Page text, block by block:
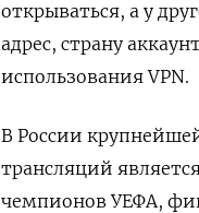
открываться, а у
адрес, страну
использования VPN.
В России
трансляций
чемпионов УЕФА,